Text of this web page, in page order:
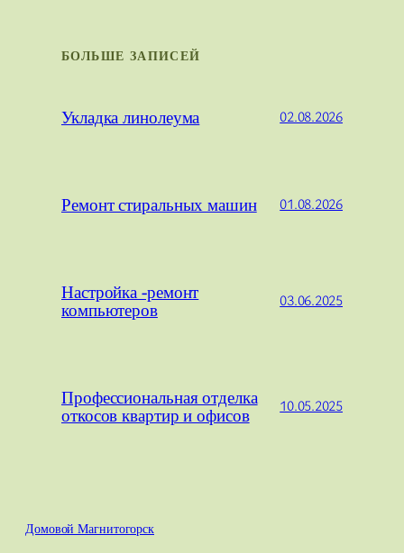
БОЛЬШЕ ЗАПИСЕЙ
Укладка линолеума 02.08.2026
Ремонт стиральных машин 01.08.2026
Настройка -ремонт
компьютеров 03.06.2025
Профессиональная отделка
откосов квартир и офисов 10.05.2025
Домовой Магнитогорск